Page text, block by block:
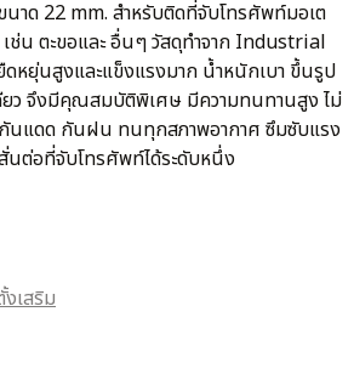
าด 22 mm. สำหรับติดที่จับโทรศัพท์มอเต
ช่น ตะขอและ อื่นๆ วัสดุทำจาก Industrial
หยุ่นสูงและแข็งแรงมาก น้ำหนักเบา ขึ้นรูป
ยว จึงมีคุณสมบัติพิเศษ มีความทนทานสูง ไม่
นแดด กันฝน ทนทุกสภาพอากาศ ซึมซับแรง
นต่อที่จับโทรศัพท์ได้ระดับหนึ่ง
เสริม